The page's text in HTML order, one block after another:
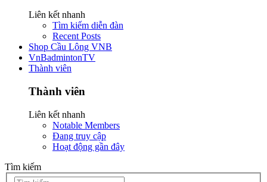
Liên kết nhanh
Tìm kiếm diễn đàn
Recent Posts
Shop Cầu Lông VNB
VnBadmintonTV
Thành viên
Thành viên
Liên kết nhanh
Notable Members
Đang truy cập
Hoạt động gần đây
Tìm kiếm